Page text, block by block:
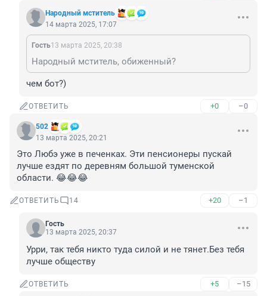
Народный мститель
14 марта 2025, 17:07
Гость13 марта 2025, 20:38
Народный мститель, обиженный?
чем бот?)
ОТВЕТИТЬ +0 –0
502
13 марта 2025, 20:21
Это Любэ уже в печенках. Эти пенсионеры пускай
лучше ездят по деревням большой туменской
области. 😂😂😂
ОТВЕТИТЬ 14 +20 –1
Гость
13 марта 2025, 20:37
Урри, так тебя никто туда силой и не тянет.Без тебя
лучше обществу
ОТВЕТИТЬ +5 –15